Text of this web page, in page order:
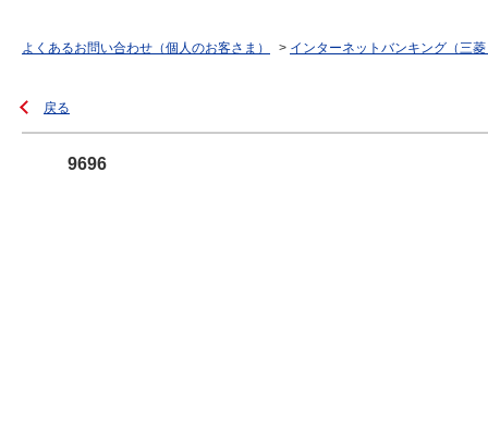
よくあるお問い合わせ（個人のお客さま） > インターネットバンキング（三
戻る
9696